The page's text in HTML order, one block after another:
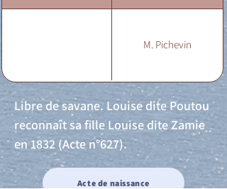
M. Pichevin
Libre de savane. Louise dite Poutou
reconnaît sa fille Louise dite Zamie
en 1832 (Acte n°627).
Acte de naissance